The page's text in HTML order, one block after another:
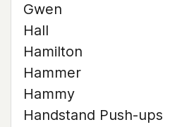
Gwen
Hall
Hamilton
Hammer
Hammy
Handstand Push-ups